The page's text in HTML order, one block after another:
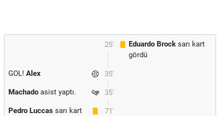
25' Eduardo Brock sarı kart
gördü
35'
GOL! Alex
35'
Machado asist yaptı.
71'
Pedro Luccas sarı kart